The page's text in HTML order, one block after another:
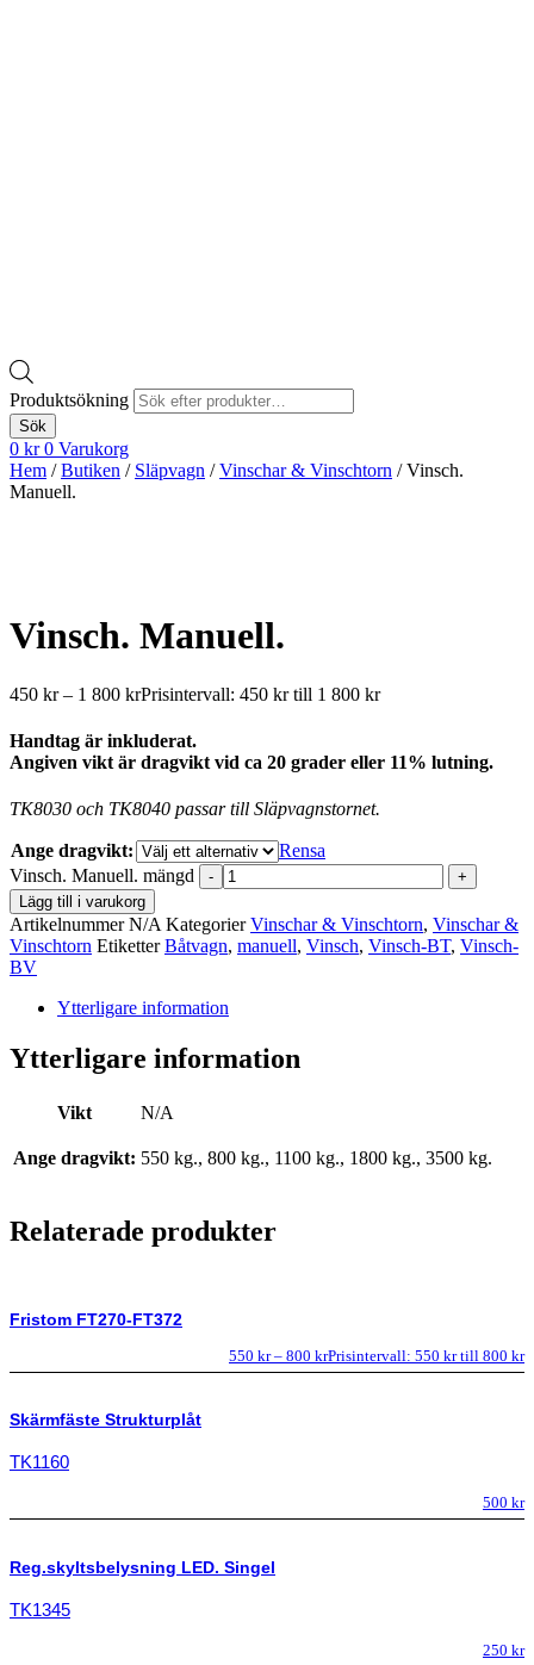
Produktsökning
Sök
0 kr 0 Varukorg
Hem /Butiken / Släpvagn /Vinschar & Vinschtorn / Vinsch.
Manuell.
Vinsch. Manuell.
450 kr – 1 800 krPrisintervall: 450 kr till 1 800 kr
Handtag är inkluderat.
Angiven vikt är dragvikt vid ca 20 grader eller 11% lutning.
TK8030 och TK8040 passar till Släpvagnstornet.
Ange dragvikt:
Rensa
Vinsch. Manuell. mängd
-
+
Lägg till i varukorg
ArtikelnummerN/A Kategorier Vinschar & Vinschtorn, Vinschar &
Vinschtorn Etiketter Båtvagn, manuell, Vinsch, Vinsch-BT, Vinsch-
BV
Ytterligare information
Ytterligare information
Vikt N/A
Ange dragvikt: 550 kg., 800 kg., 1100 kg., 1800 kg., 3500 kg.
Relaterade produkter
Fristom FT270-FT372
550 kr – 800 krPrisintervall: 550 kr till 800 kr
Skärmfäste Strukturplåt
TK1160
500 kr
Reg.skyltsbelysning LED. Singel
TK1345
250 kr